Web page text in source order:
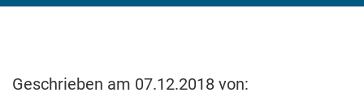
Geschrieben am 07.12.2018 von: